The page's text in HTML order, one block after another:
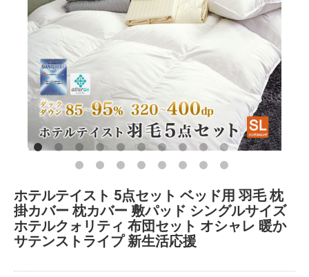
ホテルテイスト 5点セット ベッド用 羽毛 枕
掛カバー 枕カバー 敷パッド シングルサイズ
ホテルクォリティ 布団セット オシャレ 暖か
サテンストライプ 新生活応援